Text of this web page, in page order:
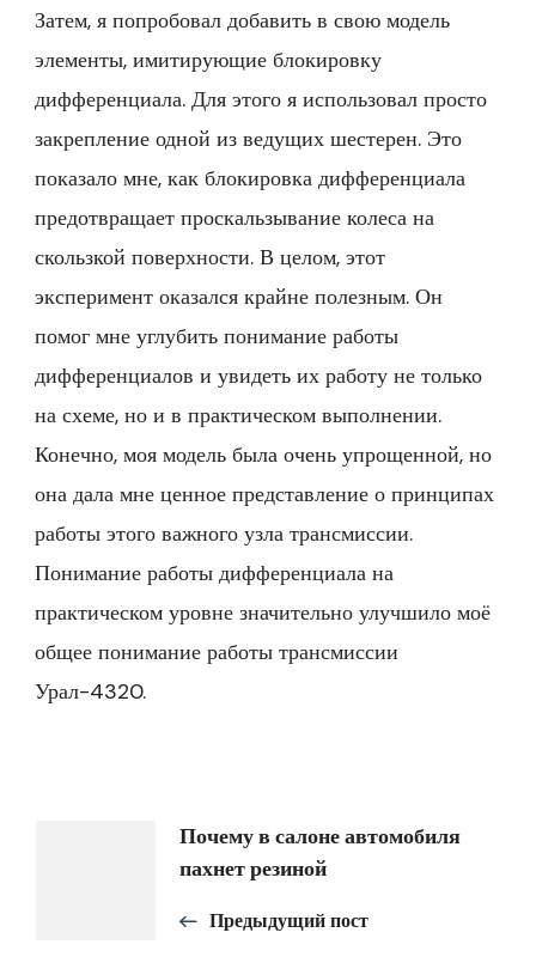
Затем, я попробовал добавить в свою модель
элементы, имитирующие блокировку
дифференциала. Для этого я использовал просто
закрепление одной из ведущих шестерен. Это
показало мне, как блокировка дифференциала
предотвращает проскальзывание колеса на
скользкой поверхности. В целом, этот
эксперимент оказался крайне полезным. Он
помог мне углубить понимание работы
дифференциалов и увидеть их работу не только
на схеме, но и в практическом выполнении.
Конечно, моя модель была очень упрощенной, но
она дала мне ценное представление о принципах
работы этого важного узла трансмиссии.
Понимание работы дифференциала на
практическом уровне значительно улучшило моё
общее понимание работы трансмиссии
Урал-4320.
НавигацияПочему в салоне автомобиля
пахнет резиной
Предыдущий пост